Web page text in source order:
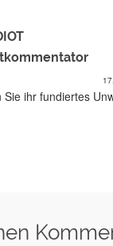
ihr fundiertes